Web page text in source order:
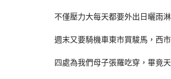
不僅壓力大每天都要外出日曬雨
週末又要騎機車東市買駿馬，西
四處為我們母子張羅吃穿，畢竟